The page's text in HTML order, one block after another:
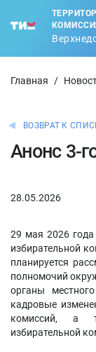
Главная /
ВОЗВРАТ К
Анонс 3-
28.05.2026
29 мая 2026 года
избирательной
планируется
полномочий
органы
кадровые
комиссий, а
избирательной